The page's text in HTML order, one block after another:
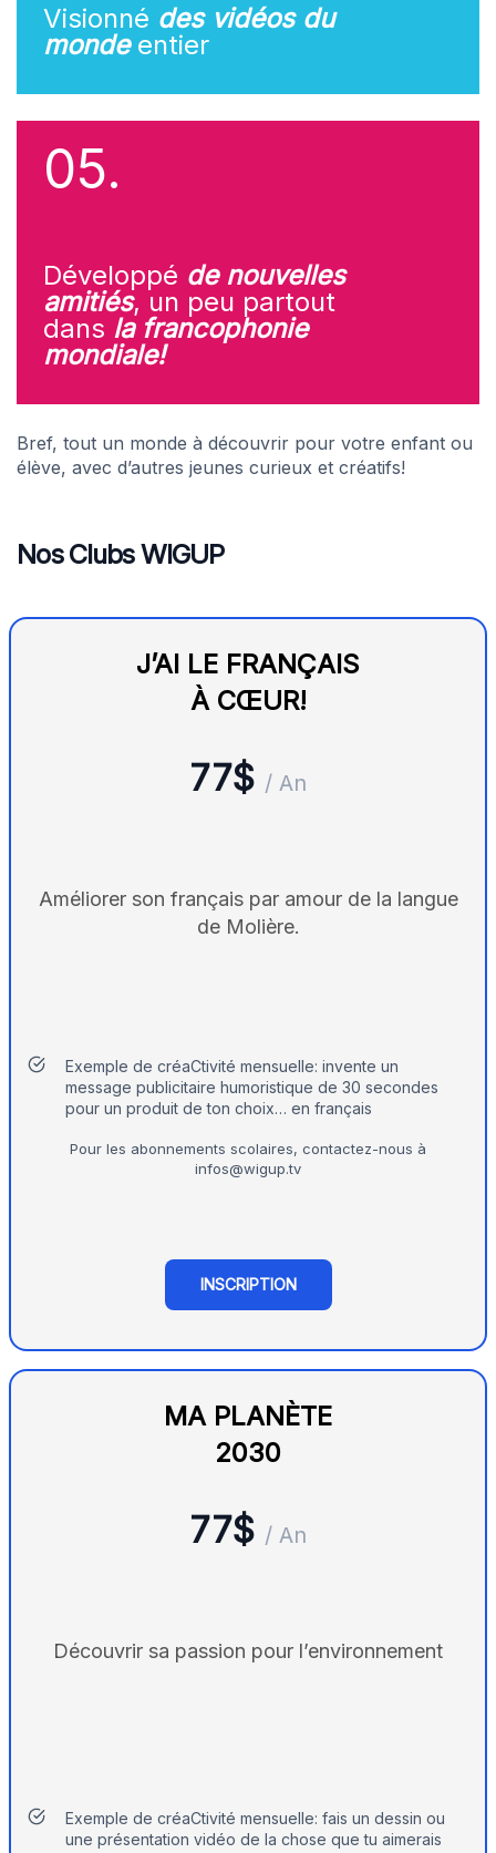
Visionné des vidéos du
mondeentier
05.
Développé de nouvelles
amitiés, un peu partout
dans la francophonie
mondiale!
Bref, tout un monde à découvrir pour votre enfant ou
élève, avec d’autres jeunes curieux et créatifs!
Nos Clubs WIGUP
J’AI LE FRANÇAIS
À CŒUR!
77$ / An
Améliorer son français par amour de la langue
de Molière.
Exemple de créaCtivité mensuelle: invente un
message publicitaire humoristique de 30 secondes
pour un produit de ton choix… en français
Pour les abonnements scolaires, contactez-nous à
infos@wigup.tv
INSCRIPTION
MA PLANÈTE
2030
77$ / An
Découvrir sa passion pour l’environnement
Exemple de créaCtivité mensuelle: fais un dessin ou
une présentation vidéo de la chose que tu aimerais